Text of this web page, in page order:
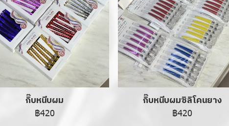
กิ๊บหนีบผม
฿420
กิ๊บหนีบผมซิลิโคนยาง
฿420